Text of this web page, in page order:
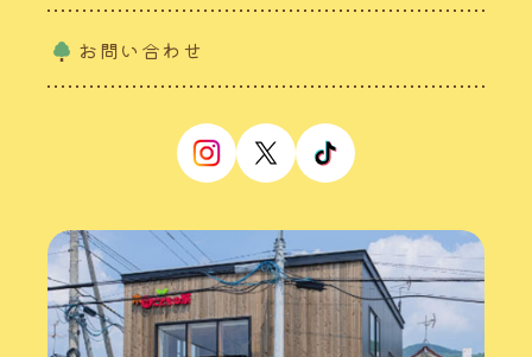
お問い合わせ